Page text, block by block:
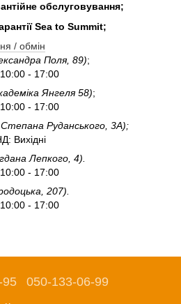
обслуговування;
Sea to Summit;
/ обмін
Поля, 89);
- 17:00
Янгеля 58);
- 17:00
Руданського, 3А);
Вихідні
Лепкого, 4).
- 17:00
207).
- 17:00
95 050-133-06-99